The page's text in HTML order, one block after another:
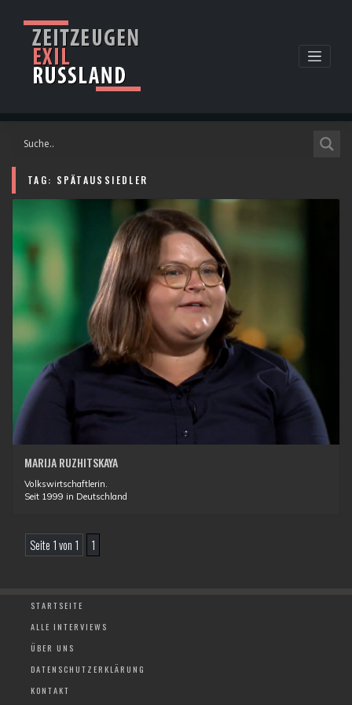
TAG: SPÄTAUSSIEDLER
MARIJA RUZHITSKAYA
Volkswirtschaftlerin.
Seit 1999 in Deutschland
Seite 1 von 1 1
STARTSEITE
ALLE INTERVIEWS
ÜBER UNS
DATENSCHUTZERKLÄRUNG
KONTAKT